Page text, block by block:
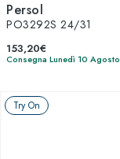
Persol
PO3292S 24/31
153,20€
Consegna Lunedì 10 Agosto
Try On